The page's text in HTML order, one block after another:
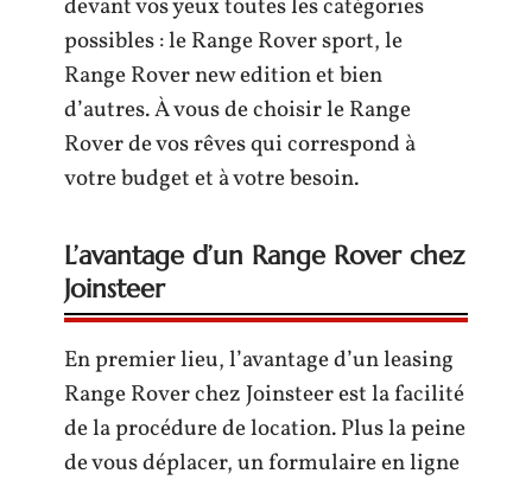
devant vos yeux toutes les catégories
possibles : le Range Rover sport, le
Range Rover new edition et bien
d’autres. À vous de choisir le Range
Rover de vos rêves qui correspond à
votre budget et à votre besoin.
L’avantage d’un Range Rover chez
Joinsteer
En premier lieu, l’avantage d’un leasing
Range Rover chez Joinsteer est la facilité
de la procédure de location. Plus la peine
de vous déplacer, un formulaire en ligne